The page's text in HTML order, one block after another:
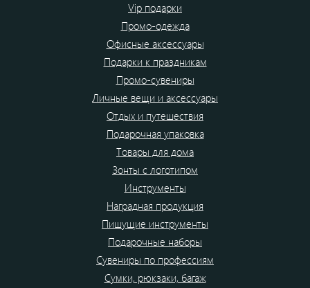
Vip подарки
Промо-одежда
Офисные аксессуары
Подарки к праздникам
Промо-сувениры
Личные вещи и аксессуары
Отдых и путешествия
Подарочная упаковка
Товары для дома
Зонты с логотипом
Инструменты
Наградная продукция
Пишущие инструменты
Подарочные наборы
Сувениры по профессиям
Сумки, рюкзаки, багаж